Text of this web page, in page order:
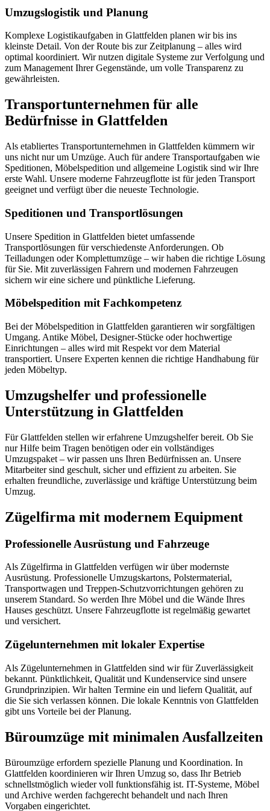
Umzugslogistik und Planung
Komplexe Logistikaufgaben in Glattfelden planen wir bis ins
kleinste Detail. Von der Route bis zur Zeitplanung – alles wird
optimal koordiniert. Wir nutzen digitale Systeme zur Verfolgung und
zum Management Ihrer Gegenstände, um volle Transparenz zu
gewährleisten.
Transportunternehmen für alle
Bedürfnisse in Glattfelden
Als etabliertes Transportunternehmen in Glattfelden kümmern wir
uns nicht nur um Umzüge. Auch für andere Transportaufgaben wie
Speditionen, Möbelspedition und allgemeine Logistik sind wir Ihre
erste Wahl. Unsere moderne Fahrzeugflotte ist für jeden Transport
geeignet und verfügt über die neueste Technologie.
Speditionen und Transportlösungen
Unsere Spedition in Glattfelden bietet umfassende
Transportlösungen für verschiedenste Anforderungen. Ob
Teilladungen oder Komplettumzüge – wir haben die richtige Lösung
für Sie. Mit zuverlässigen Fahrern und modernen Fahrzeugen
sichern wir eine sichere und pünktliche Lieferung.
Möbelspedition mit Fachkompetenz
Bei der Möbelspedition in Glattfelden garantieren wir sorgfältigen
Umgang. Antike Möbel, Designer-Stücke oder hochwertige
Einrichtungen – alles wird mit Respekt vor dem Material
transportiert. Unsere Experten kennen die richtige Handhabung für
jeden Möbeltyp.
Umzugshelfer und professionelle
Unterstützung in Glattfelden
Für Glattfelden stellen wir erfahrene Umzugshelfer bereit. Ob Sie
nur Hilfe beim Tragen benötigen oder ein vollständiges
Umzugspaket – wir passen uns Ihren Bedürfnissen an. Unsere
Mitarbeiter sind geschult, sicher und effizient zu arbeiten. Sie
erhalten freundliche, zuverlässige und kräftige Unterstützung beim
Umzug.
Zügelfirma mit modernem Equipment
Professionelle Ausrüstung und Fahrzeuge
Als Zügelfirma in Glattfelden verfügen wir über modernste
Ausrüstung. Professionelle Umzugskartons, Polstermaterial,
Transportwagen und Treppen-Schutzvorrichtungen gehören zu
unserem Standard. So werden Ihre Möbel und die Wände Ihres
Hauses geschützt. Unsere Fahrzeugflotte ist regelmäßig gewartet
und versichert.
Zügelunternehmen mit lokaler Expertise
Als Zügelunternehmen in Glattfelden sind wir für Zuverlässigkeit
bekannt. Pünktlichkeit, Qualität und Kundenservice sind unsere
Grundprinzipien. Wir halten Termine ein und liefern Qualität, auf
die Sie sich verlassen können. Die lokale Kenntnis von Glattfelden
gibt uns Vorteile bei der Planung.
Büroumzüge mit minimalen Ausfallzeiten
Büroumzüge erfordern spezielle Planung und Koordination. In
Glattfelden koordinieren wir Ihren Umzug so, dass Ihr Betrieb
schnellstmöglich wieder voll funktionsfähig ist. IT-Systeme, Möbel
und Archive werden fachgerecht behandelt und nach Ihren
Vorgaben eingerichtet.